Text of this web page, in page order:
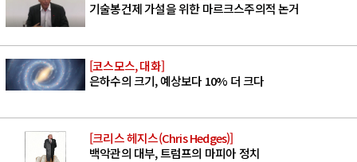
기술봉건제 가설을 위한 마르크스주의적 논거
[코스모스, 대화]
은하수의 크기, 예상보다 10% 더 크다
[크리스 헤지스(Chris Hedges)]
백악관의 대부, 트럼프의 마피아 정치